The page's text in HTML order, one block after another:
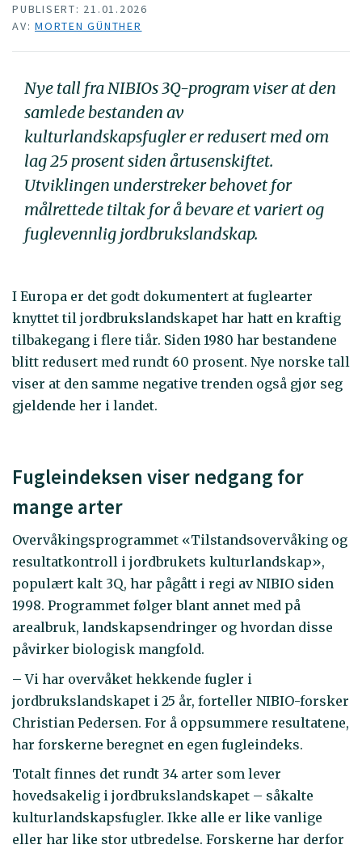
PUBLISERT: 21.01.2026
AV: MORTEN GÜNTHER
Nye tall fra NIBIOs 3Q-program viser at den
samlede bestanden av
kulturlandskapsfugler er redusert med om
lag 25 prosent siden årtusenskiftet.
Utviklingen understreker behovet for
målrettede tiltak for å bevare et variert og
fuglevennlig jordbrukslandskap.
I Europa er det godt dokumentert at fuglearter
knyttet til jordbrukslandskapet har hatt en kraftig
tilbakegang i flere tiår. Siden 1980 har bestandene
blitt redusert med rundt 60 prosent. Nye norske tall
viser at den samme negative trenden også gjør seg
gjeldende her i landet.
Fugleindeksen viser nedgang for
mange arter
Overvåkingsprogrammet «Tilstandsovervåking og
resultatkontroll i jordbrukets kulturlandskap»,
populært kalt 3Q, har pågått i regi av NIBIO siden
1998. Programmet følger blant annet med på
arealbruk, landskapsendringer og hvordan disse
påvirker biologisk mangfold.
– Vi har overvåket hekkende fugler i
jordbrukslandskapet i 25 år, forteller NIBIO-forsker
Christian Pedersen. For å oppsummere resultatene,
har forskerne beregnet en egen fugleindeks.
Totalt finnes det rundt 34 arter som lever
hovedsakelig i jordbrukslandskapet – såkalte
kulturlandskapsfugler. Ikke alle er like vanlige
eller har like stor utbredelse. Forskerne har derfor